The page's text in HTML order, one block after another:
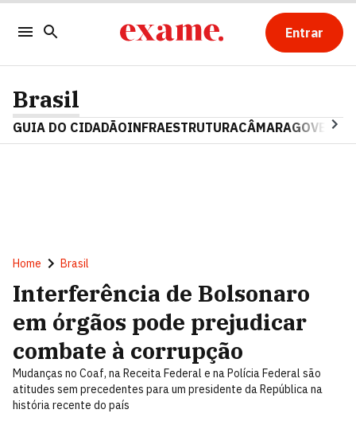
Entrar
Brasil
GUIA DO CIDADÃOINFRAESTRUTURACÂMARAGOVERNO
Home Brasil
Interferência de Bolsonaro
em órgãos pode prejudicar
combate à corrupção
Mudanças no Coaf, na Receita Federal e na Polícia Federal são
atitudes sem precedentes para um presidente da República na
história recente do país